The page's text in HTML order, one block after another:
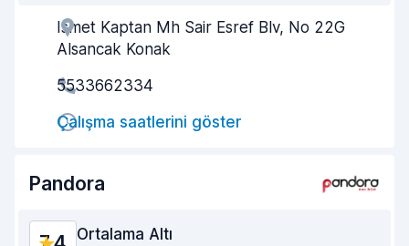
Temsilci yardımseverliği
Aracın genel durumu 8,1
Ismet Kaptan Mh Sair Esref Blv, No 22G
Alsancak Konak
5533662334
Çalışma saatlerini göster
Pandora
Ortalama Altı